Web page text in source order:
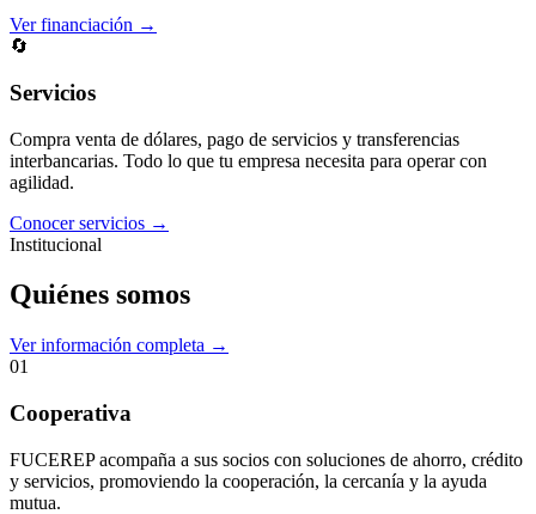
Ver financiación →
🔄
Servicios
Compra venta de dólares, pago de servicios y transferencias
interbancarias. Todo lo que tu empresa necesita para operar con
agilidad.
Conocer servicios →
Institucional
Quiénes somos
Ver información completa →
01
Cooperativa
FUCEREP acompaña a sus socios con soluciones de ahorro, crédito
y servicios, promoviendo la cooperación, la cercanía y la ayuda
mutua.